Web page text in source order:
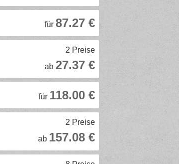
für 87.27 €
2 Preise
ab 27.37 €
für 118.00 €
2 Preise
ab 157.08 €